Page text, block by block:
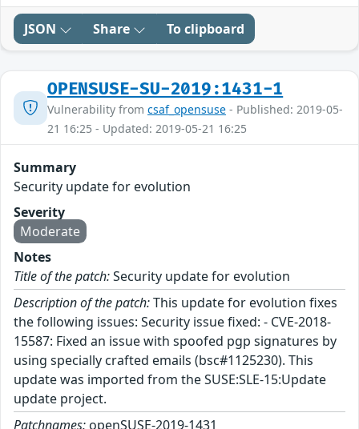
JSON Share To clipboard
OPENSUSE-SU-2019:1431-1
Vulnerability from csaf_opensuse - Published: 2019-05-
21 16:25 - Updated: 2019-05-21 16:25
Summary
Security update for evolution
Severity
Moderate
Notes
Title of the patch:Security update for evolution
Description of the patch:This update for evolution fixes
the following issues: Security issue fixed: - CVE-2018-
15587: Fixed an issue with spoofed pgp signatures by
using specially crafted emails (bsc#1125230). This
update was imported from the SUSE:SLE-15:Update
update project.
Patchnames: openSUSE-2019-1431